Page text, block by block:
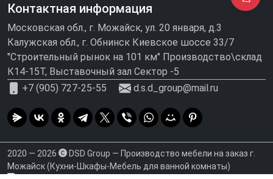
Контактная информация
Московская обл., г. Можайск, ул. 20 января, д.3
Калужская обл., г. Обнинск Киевское шоссе 33/7
"Строительный рынок на 101 км" Производство\склад
К14-15Т, Выставочный зал Сектор -5
+7 (905) 727-25-55
d.s.d_group@mail.ru
2020 — 2026
DSD Group — Производство мебели на заказ г.
Можайск (Кухни-Шкафы-Мебель для ванной комнаты)